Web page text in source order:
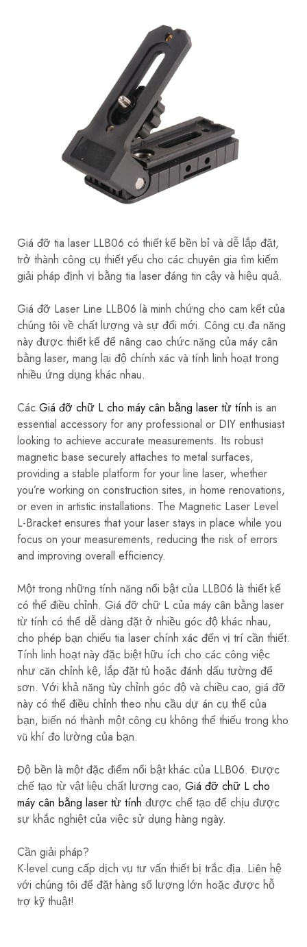
Giá đỡ tia laser LLB06 có thiết kế bền bỉ và dễ lắp đặt,
trở thành công cụ thiết yếu cho các chuyên gia tìm kiếm
giải pháp định vị bằng tia laser đáng tin cậy và hiệu quả.
Giá đỡ Laser Line LLB06 là minh chứng cho cam kết của
chúng tôi về chất lượng và sự đổi mới. Công cụ đa năng
này được thiết kế để nâng cao chức năng của máy cân
bằng laser, mang lại độ chính xác và tính linh hoạt trong
nhiều ứng dụng khác nhau.
Các Giá đỡ chữ L cho máy cân bằng laser từ tính is an
essential accessory for any professional or DIY enthusiast
looking to achieve accurate measurements. Its robust
magnetic base securely attaches to metal surfaces,
providing a stable platform for your line laser, whether
you’re working on construction sites, in home renovations,
or even in artistic installations. The Magnetic Laser Level
L-Bracket ensures that your laser stays in place while you
focus on your measurements, reducing the risk of errors
and improving overall efficiency.
Một trong những tính năng nổi bật của LLB06 là thiết kế
có thể điều chỉnh. Giá đỡ chữ L của máy cân bằng laser
từ tính có thể dễ dàng đặt ở nhiều góc độ khác nhau,
cho phép bạn chiếu tia laser chính xác đến vị trí cần thiết.
Tính linh hoạt này đặc biệt hữu ích cho các công việc
như căn chỉnh kệ, lắp đặt tủ hoặc đánh dấu tường để
sơn. Với khả năng tùy chỉnh góc độ và chiều cao, giá đỡ
này có thể điều chỉnh theo nhu cầu dự án cụ thể của
bạn, biến nó thành một công cụ không thể thiếu trong kho
vũ khí đo lường của bạn.
Độ bền là một đặc điểm nổi bật khác của LLB06. Được
chế tạo từ vật liệu chất lượng cao, Giá đỡ chữ L cho
máy cân bằng laser từ tính được chế tạo để chịu được
sự khắc nghiệt của việc sử dụng hàng ngày.
Cần giải pháp?
K-level cung cấp dịch vụ tư vấn thiết bị trắc địa. Liên hệ
với chúng tôi để đặt hàng số lượng lớn hoặc được hỗ
trợ kỹ thuật!